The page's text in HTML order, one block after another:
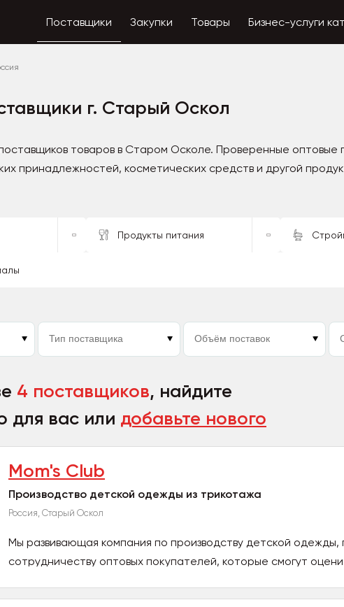
Поставщики Закупки Товары Бизнес-услуги
г. Старый Оскол
товаров в Старом Осколе. Проверенные оптовые
принадлежностей, косметических средств и другой
Продукты питания
4 поставщиков, найдите
для вас или добавьте нового
Mom's Club
Производство детской одежды из трикотажа
Россия, Старый Оскол
Мы развивающая компания по производству детской одежды,
сотрудничеству оптовых покупателей, которые смогут